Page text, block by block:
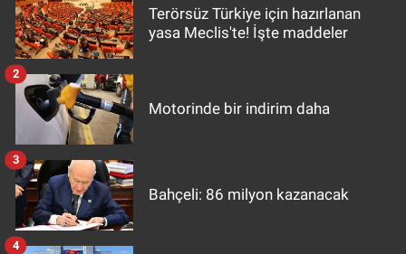
Terörsüz Türkiye için hazırlanan
yasa Meclis'te! İşte maddeler
Motorinde bir indirim daha
2
Bahçeli: 86 milyon kazanacak
3
4